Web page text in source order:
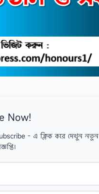
Now!
- এ ক্লিক করে দেখুন নতুন